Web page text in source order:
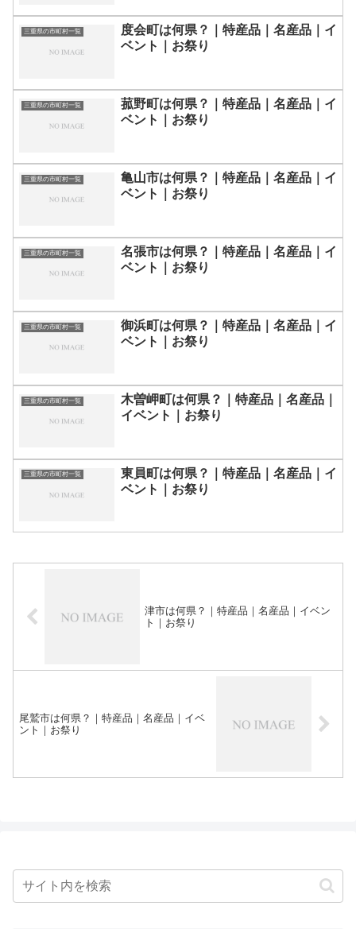
三重県の市町村一覧
度会町は何県？｜特産品｜名産品｜イ
ベント｜お祭り
三重県の市町村一覧
菰野町は何県？｜特産品｜名産品｜イ
ベント｜お祭り
三重県の市町村一覧
亀山市は何県？｜特産品｜名産品｜イ
ベント｜お祭り
三重県の市町村一覧
名張市は何県？｜特産品｜名産品｜イ
ベント｜お祭り
三重県の市町村一覧
御浜町は何県？｜特産品｜名産品｜イ
ベント｜お祭り
三重県の市町村一覧
木曽岬町は何県？｜特産品｜名産品｜
イベント｜お祭り
三重県の市町村一覧
東員町は何県？｜特産品｜名産品｜イ
ベント｜お祭り
津市は何県？｜特産品｜名産品｜イベン
ト｜お祭り
尾鷲市は何県？｜特産品｜名産品｜イベ
ント｜お祭り